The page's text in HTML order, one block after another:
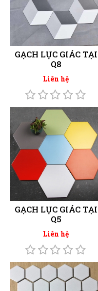
GẠCH LỤC GIÁC TẠI
Q8
Liên hệ
GẠCH LỤC GIÁC TẠI
Q5
Liên hệ